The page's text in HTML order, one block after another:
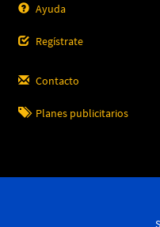
Ayuda
Regístrate
Contacto
Planes publicitarios